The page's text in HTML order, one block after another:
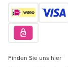
Finden Sie uns hier